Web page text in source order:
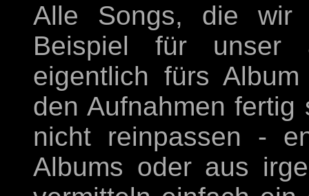
Alle Songs, die wir
Beispiel für unser
eigentlich fürs
den Aufnahmen
nicht reinpassen -
Albums oder aus